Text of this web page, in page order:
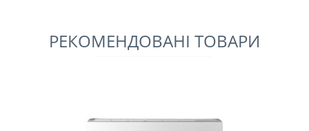
РЕКОМЕНДОВАНІ ТОВАРИ